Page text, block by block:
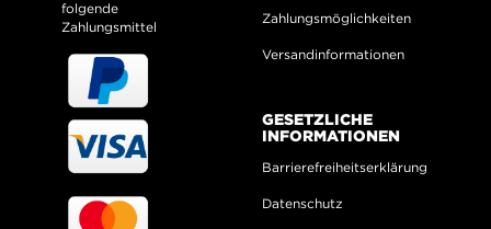
folgende
Zahlungsmittel
Zahlungsmöglichkeiten
Versandinformationen
GESETZLICHE
INFORMATIONEN
Barrierefreiheitserklärung
Datenschutz